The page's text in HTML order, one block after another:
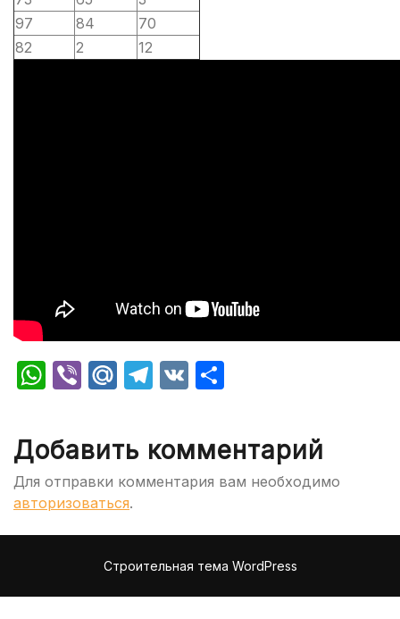
97
84
70
82
2 12
WhatsApp
ViberMail.Ru
Telegram
VK
Добавить комментарий
Для отправки комментария вам необходимо
авторизоваться.
Строительная тема WordPress